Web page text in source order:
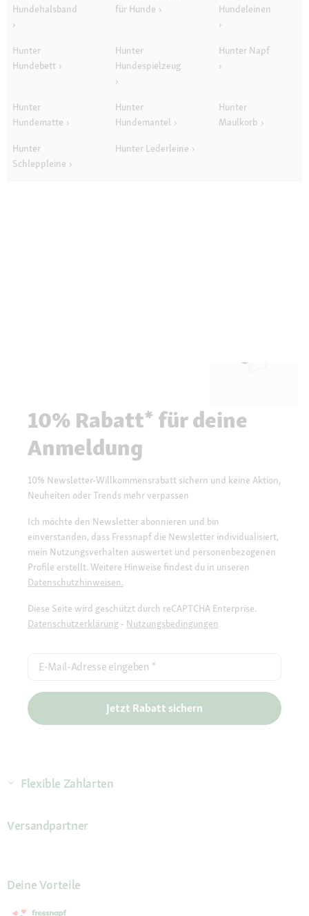
Hundehalsband
für Hunde
Hundeleinen
Hunter
Hundebett
Hunter
Hundespielzeug
Hunter Napf
Hunter
Hundematte
Hunter
Hundemantel
Hunter
Maulkorb
Hunter
Schleppleine
Hunter Lederleine
10% Rabatt* für deine
Anmeldung
10% Newsletter-Willkommensrabatt sichern und keine Aktion,
Neuheiten oder Trends mehr verpassen
Ich möchte den Newsletter abonnieren und bin
einverstanden, dass Fressnapf die Newsletter individualisiert,
mein Nutzungsverhalten auswertet und personenbezogenen
Profile erstellt. Weitere Hinweise findest du in unseren
Datenschutzhinweisen.
Diese Seite wird geschützt durch reCAPTCHA Enterprise.
Datenschutzerklärung - Nutzungsbedingungen
E-Mail-Adresse eingeben *
Jetzt Rabatt sichern
Flexible Zahlarten
Versandpartner
Deine Vorteile